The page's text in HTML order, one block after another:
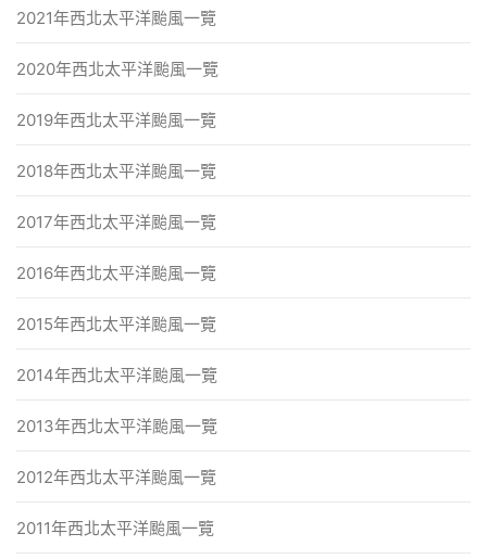
2021年西北太平洋颱風一覽
2020年西北太平洋颱風一覽
2019年西北太平洋颱風一覽
2018年西北太平洋颱風一覽
2017年西北太平洋颱風一覽
2016年西北太平洋颱風一覽
2015年西北太平洋颱風一覽
2014年西北太平洋颱風一覽
2013年西北太平洋颱風一覽
2012年西北太平洋颱風一覽
2011年西北太平洋颱風一覽